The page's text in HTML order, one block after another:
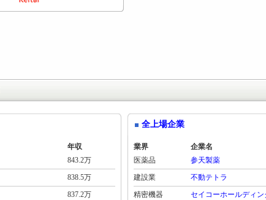
年収
843.2万
838.5万
837.2万
全上場企業
業界
企業名
医薬品
参天製薬
建設業
不動テトラ
精密機器
セイコーホールディン